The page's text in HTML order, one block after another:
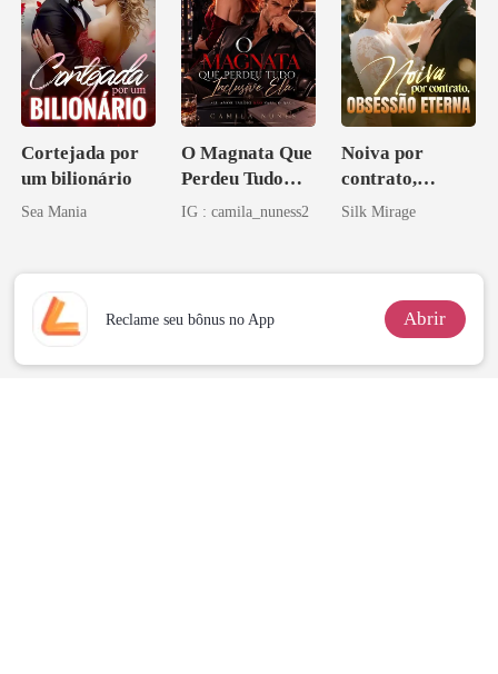
Cortejada por
um bilionário
Sea Mania
O Magnata Que
Perdeu Tudo
Inclusive Ela
IG : camila_nuness2
Noiva por
contrato,
obsessão eterna
Silk Mirage
Reclame seu bônus no App Abrir